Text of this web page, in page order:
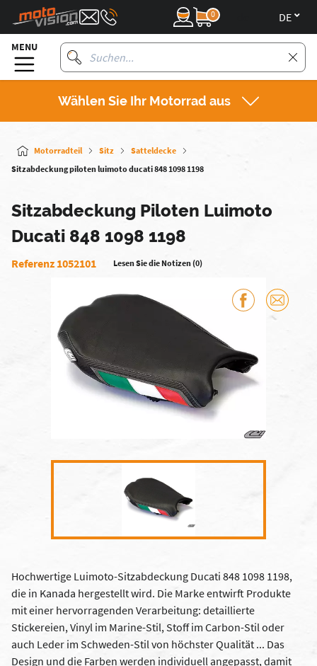
0
MENU
Wählen Sie Ihr Motorrad aus
Motorradteil Sitz
Satteldecke
Sitzabdeckung piloten luimoto ducati 848 1098 1198
Sitzabdeckung Piloten Luimoto
Ducati 848 1098 1198
Referenz 1052101 Lesen Sie die Notizen (0)
Hochwertige Luimoto-Sitzabdeckung Ducati 848 1098 1198,
die in Kanada hergestellt wird. Die Marke entwirft Produkte
mit einer hervorragenden Verarbeitung: detaillierte
Stickereien, Vinyl im Marine-Stil, Stoff im Carbon-Stil oder
auch Leder im Schweden-Stil von höchster Qualität ... Das
Design und die Farben werden individuell angepasst, damit